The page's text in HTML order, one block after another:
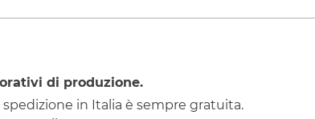
di produzione.
in Italia è sempre gratuita.